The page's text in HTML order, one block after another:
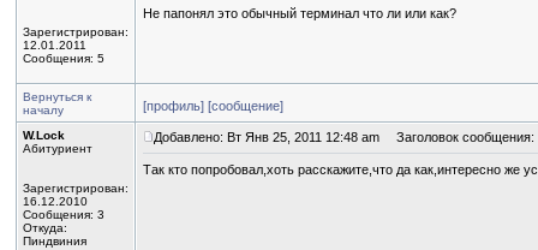
Зарегистрирован:
12.01.2011
Сообщения: 5
Не папонял это обычный терминал что ли или как?
Вернуться к
началу
[профиль] [сообщение]
W.Lock
Абитуриент
Зарегистрирован:
16.12.2010
Сообщения: 3
Откуда:
Пиндвиния
Добавлено: Вт Янв 25, 2011 12:48 am Заголовок сообщения:
Так кто попробовал,хоть расскажите,что да как,интересно же